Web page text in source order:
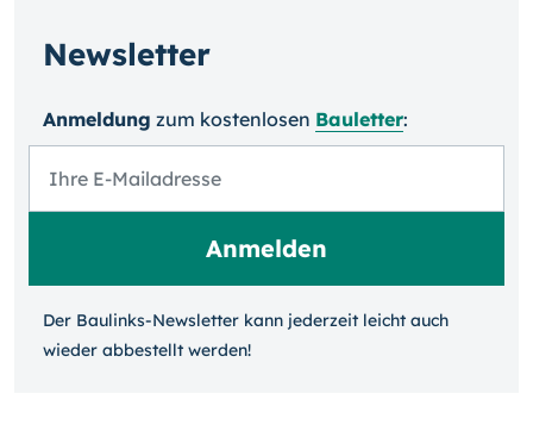
Newsletter
Anmeldung zum kosten­losen Bauletter:
Der Baulinks-Newsletter kann jeder­zeit leicht auch
wieder ab­bestellt werden!